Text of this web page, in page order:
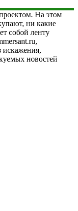
На этом
ни какие
собой ленту
искажения,
новостей